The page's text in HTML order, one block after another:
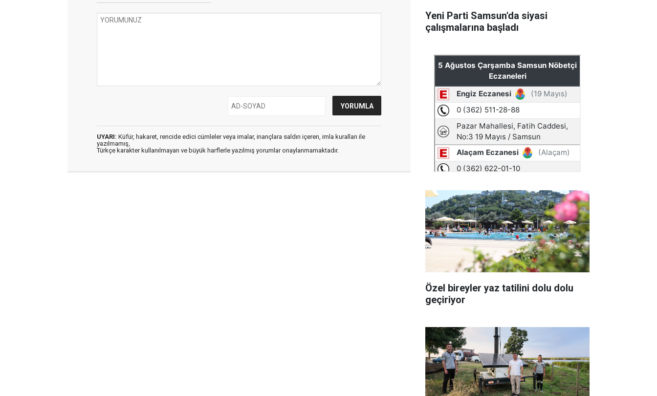
UYARI: Küfür, hakaret, rencide edici cümleler veya imalar, inançlara saldırı içeren, imla kuralları ile
yazılmamış,
Türkçe karakter kullanılmayan ve büyük harflerle yazılmış yorumlar onaylanmamaktadır.
Yeni Parti Samsun'da siyasi
çalışmalarına başladı
Özel bireyler yaz tatilini dolu dolu
geçiriyor